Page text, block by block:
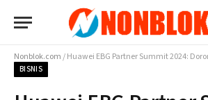
Nonblok.com/Huawei EBG Partner Summit 2024: Dorong Kolaborasi dan
BISNIS